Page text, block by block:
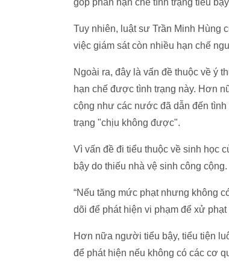
góp phần hạn chế tình trạng tiểu
Tuy nhiên, luật sư Trần Minh Hùng
việc giám sát còn nhiều hạn chế
Ngoài ra, đây là vấn đề thuộc về ý
hạn chế được tình trạng này. Hơn
cộng như các nước đã dẫn đến
trạng "chịu không được".
Vì vấn đề đi tiểu thuộc về sinh học
bậy do thiếu nhà vệ sinh công cộng.
“Nếu tăng mức phạt nhưng không
dõi để phát hiện vi phạm để xử
Hơn nữa người tiểu bậy, tiểu tiện
để phát hiện nếu không có các cơ